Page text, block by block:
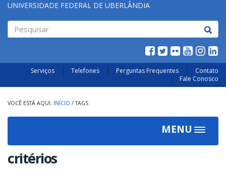
UNIVERSIDADE FEDERAL DE UBERLÂNDIA
Serviços Telefones Perguntas Frequentes
Contato
Fale Conosco
INÍCIO / TAGS
MENU
Toggle
critérios